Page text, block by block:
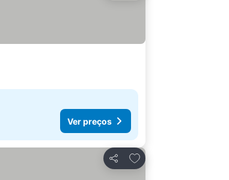
Ver preços
Partilhar
Adicionar aos favoritos